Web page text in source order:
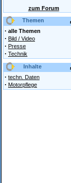
zum Forum
Themen
· alle Themen
· Bild / Video
· Presse
· Technik
Inhalte
· techn. Daten
· Motorpflege